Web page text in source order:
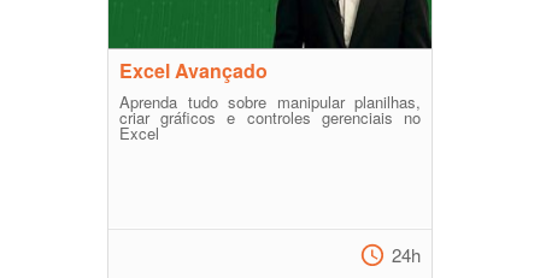
Excel Avançado
Aprenda tudo sobre manipular planilhas,
criar gráficos e controles gerenciais no
Excel
24h